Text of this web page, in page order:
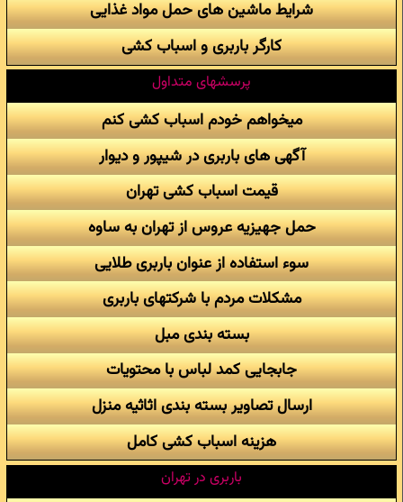
شرایط ماشین های حمل مواد غذایی
کارگر باربری و اسباب کشی
پرسشهای متداول
میخواهم خودم اسباب کشی کنم
آگهی های باربری در شیپور و دیوار
قیمت اسباب کشی تهران
حمل جهیزیه عروس از تهران به ساوه
سوء استفاده از عنوان باربری طلایی
مشکلات مردم با شرکتهای باربری
بسته بندی مبل
جابجایی کمد لباس با محتویات
ارسال تصاویر بسته بندی اثاثیه منزل
هزینه اسباب کشی کامل
باربری در تهران